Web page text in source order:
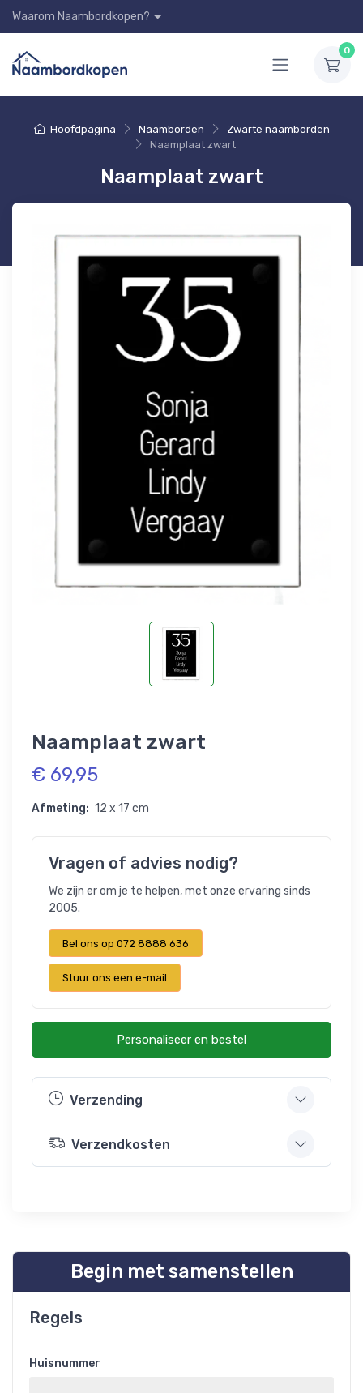
Waarom Naambordkopen?
0
Hoofdpagina Naamborden
Zwarte naamborden
Naamplaat zwart
Naamplaat zwart
Naamplaat zwart
€ 69,95
Afmeting: 12 x 17 cm
Vragen of advies nodig?
We zijn er om je te helpen, met onze ervaring sinds
2005.
Bel ons op 072 8888 636
Stuur ons een e-mail
Personaliseer en bestel
Verzending
Verzendkosten
Begin met samenstellen
Regels
Huisnummer